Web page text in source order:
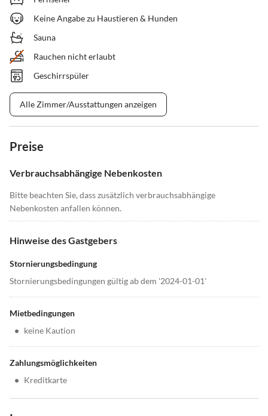
Keine Angabe zu Haustieren & Hunden
Sauna
Rauchen nicht erlaubt
Geschirrspüler
Alle Zimmer/Ausstattungen anzeigen
Preise
Verbrauchsabhängige Nebenkosten
Bitte beachten Sie, dass zusätzlich verbrauchsabhängige
Nebenkosten anfallen können.
Hinweise des Gastgebers
Stornierungsbedingung
Stornierungsbedingungen gültig ab dem '2024-01-01'
Mietbedingungen
• keine Kaution
Zahlungsmöglichkeiten
• Kreditkarte